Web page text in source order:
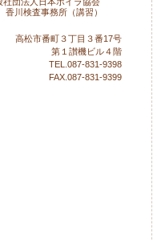
検査事務所（講習）
高松市番町３丁目３番17号
第１讃機ビル４階
TEL.087-831-9398
FAX.087-831-9399